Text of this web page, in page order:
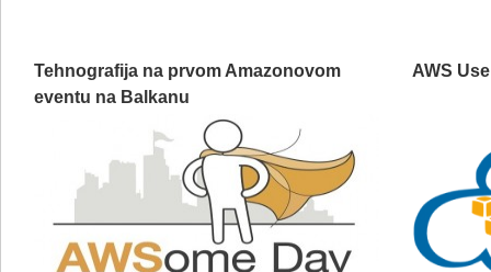
Tehnografija na prvom Amazonovom
eventu na Balkanu
AWS